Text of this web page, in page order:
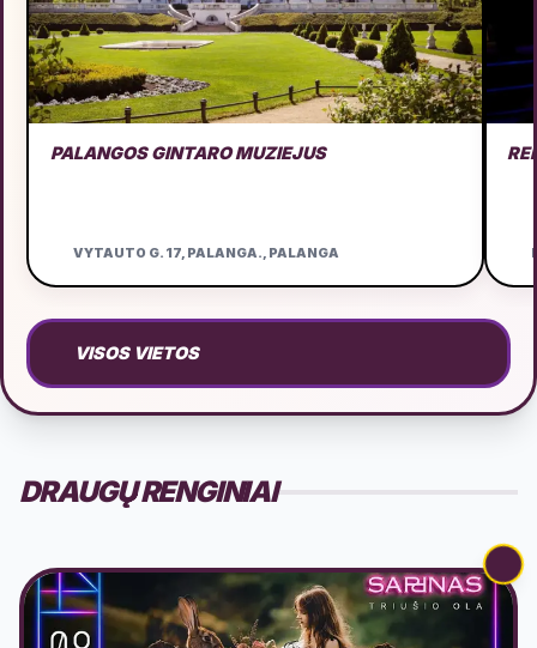
PALANGOS GINTARO MUZIEJUS
VYTAUTO G. 17, PALANGA., PALANGA
VISOS VIETOS
DRAUGŲ RENGINIAI